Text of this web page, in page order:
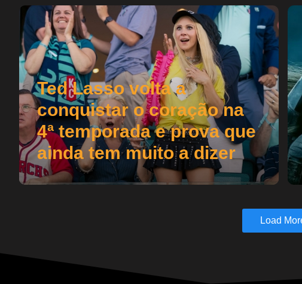
Ted Lasso volta a
conquistar o coração na
4ª temporada e prova que
ainda tem muito a dizer
Load